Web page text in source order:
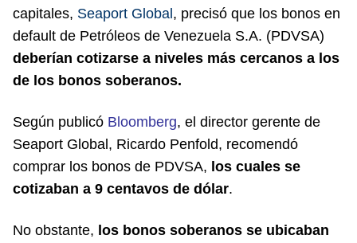
capitales, Seaport Global, precisó que los bonos en
default de Petróleos de Venezuela S.A. (PDVSA)
deberían cotizarse a niveles más cercanos a los
de los bonos soberanos.
Según publicó Bloomberg, el director gerente de
Seaport Global, Ricardo Penfold, recomendó
comprar los bonos de PDVSA, los cuales se
cotizaban a 9 centavos de dólar.
No obstante, los bonos soberanos se ubicaban